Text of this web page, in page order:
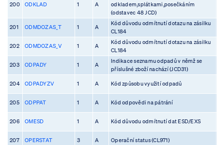
200 ODKLAD 1 A
odkladem,splátkami,posečkáním
(odstavec 48 JCD)
201 ODMDOZAS_T 1 A
Kód důvodu odmítnutí dotazu na zásilku
CL184
202 ODMDOZAS_V 1 A
Kód důvodu odmítnutí dotazu na zásilku
CL184
203 ODPADY 1 A
Indikace seznamu odpadů v němž se
příslušné zboží nachází (JCD31)
204 ODPADYZV 1 A Kód způsobu využití odpadů
205 ODPPAT 1 A Kód odpovědi na pátrání
206 OMESD 1 A Kód důvodu odmítnutí dat ESD/EXS
207 OPERSTAT 3 A Operační status (CL971)